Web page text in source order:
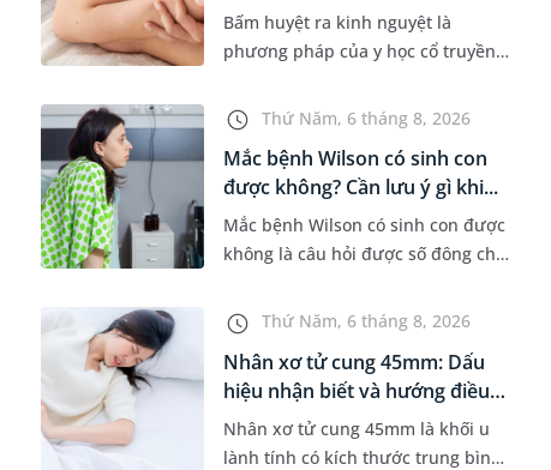
Bấm huyệt ra kinh nguyệt là
phương pháp của y học cổ truyền
gặp tình trạng chậm kinh hoặc kinh
nguyệt không đều. Vậy phương
ph...
Thứ Năm, 6 tháng 8, 2026
Mắc bệnh Wilson có sinh con
được không? Cần lưu ý gì khi...
Mắc bệnh Wilson có sinh con được
không là câu hỏi được số đông chị
tâm. Trên thực tế, người mắc bệnh
Wilson vẫn có thể mang th...
Thứ Năm, 6 tháng 8, 2026
Nhân xơ tử cung 45mm: Dấu
hiệu nhận biết và hướng điều
tr...
Nhân xơ tử cung 45mm là khối u
lành tính có kích thước trung bình,